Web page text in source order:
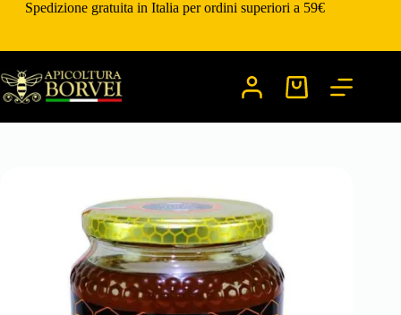
SaltaSpedizione gratuita in Italia per ordini superiori a 59€
Carrello